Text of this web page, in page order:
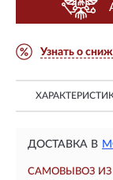
Узнать о
ДОСТАВКА В
САМОВЫВОЗ